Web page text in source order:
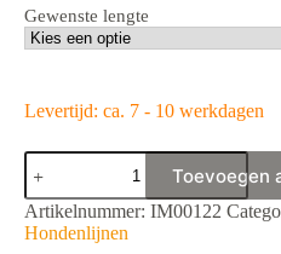
Gewenste lengte
Levertijd: ca. 7 - 10 werkdagen
PRIDE
Bruine
BIOTHANE
Trainingslijn
met
Toevoegen
A
l
Artikelnummer: IM00122
Hondenlijnen